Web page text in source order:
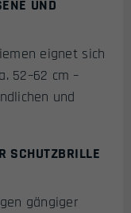
UND
eignet sich
52–62 cm –
und
SCHUTZBRILLE
gängiger